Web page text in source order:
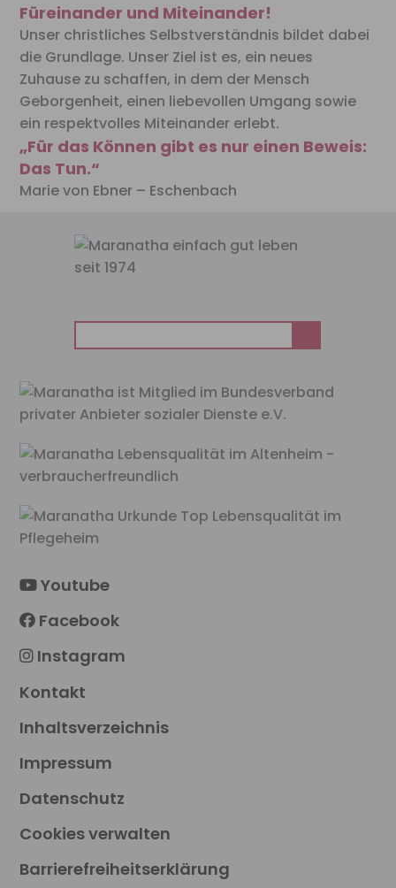
Füreinander und Miteinander!
Unser christliches Selbstverständnis bildet dabei
die Grundlage. Unser Ziel ist es, ein neues
Zuhause zu schaffen, in dem der Mensch
Geborgenheit, einen liebevollen Umgang sowie
ein respektvolles Miteinander erlebt.
„Für das Können gibt es nur einen Beweis:
Das Tun.“
Marie von Ebner – Eschenbach
nach:
Youtube
Facebook
Instagram
Kontakt
Inhaltsverzeichnis
Impressum
Datenschutz
Cookies verwalten
Barrierefreiheitserklärung